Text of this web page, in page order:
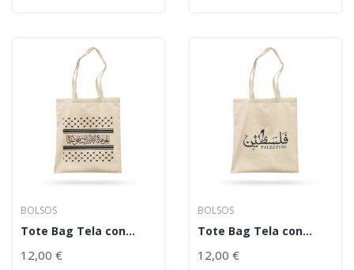
BOLSOS
Tote Bag Tela con
Kufiya – Versos en
12,00 €
BOLSOS
Tote Bag Tela con
Palestina – Árabe e
12,00 €